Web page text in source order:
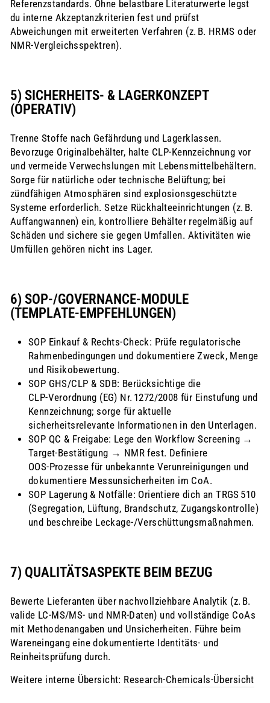
Referenzstandards. Ohne belastbare Literaturwerte legst
du interne Akzeptanzkriterien fest und prüfst
Abweichungen mit erweiterten Verfahren (z. B. HRMS oder
NMR‑Vergleichsspektren).
5) SICHERHEITS‑ & LAGERKONZEPT
(OPERATIV)
Trenne Stoffe nach Gefährdung und Lagerklassen.
Bevorzuge Originalbehälter, halte CLP‑Kennzeichnung vor
und vermeide Verwechslungen mit Lebensmittelbehältern.
Sorge für natürliche oder technische Belüftung; bei
zündfähigen Atmosphären sind explosionsgeschützte
Systeme erforderlich. Setze Rückhalteeinrichtungen (z. B.
Auffangwannen) ein, kontrolliere Behälter regelmäßig auf
Schäden und sichere sie gegen Umfallen. Aktivitäten wie
Umfüllen gehören nicht ins Lager.
6) SOP‑/GOVERNANCE‑MODULE
(TEMPLATE‑EMPFEHLUNGEN)
SOP Einkauf & Rechts‑Check: Prüfe regulatorische
Rahmenbedingungen und dokumentiere Zweck, Menge
und Risikobewertung.
SOP GHS/CLP & SDB: Berücksichtige die
CLP‑Verordnung (EG) Nr. 1272/2008 für Einstufung und
Kennzeichnung; sorge für aktuelle
sicherheitsrelevante Informationen in den Unterlagen.
SOP QC & Freigabe: Lege den Workflow Screening →
Target‑Bestätigung → NMR fest. Definiere
OOS‑Prozesse für unbekannte Verunreinigungen und
dokumentiere Messunsicherheiten im CoA.
SOP Lagerung & Notfälle: Orientiere dich an TRGS 510
(Segregation, Lüftung, Brandschutz, Zugangskontrolle)
und beschreibe Leckage‑/Verschüttungsmaßnahmen.
7) QUALITÄTSASPEKTE BEIM BEZUG
Bewerte Lieferanten über nachvollziehbare Analytik (z. B.
valide LC‑MS/MS‑ und NMR‑Daten) und vollständige CoAs
mit Methodenangaben und Unsicherheiten. Führe beim
Wareneingang eine dokumentierte Identitäts‑ und
Reinheitsprüfung durch.
Weitere interne Übersicht: Research‑Chemicals‑Übersicht